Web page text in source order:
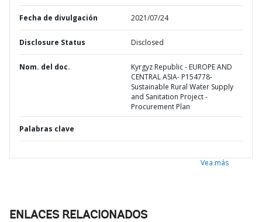
Fecha de divulgación 2021/07/24
Disclosure Status Disclosed
Nom. del doc.
Kyrgyz Republic - EUROPE AND
CENTRAL ASIA- P154778-
Sustainable Rural Water Supply
and Sanitation Project -
Procurement Plan
Palabras clave
Vea más
ENLACES RELACIONADOS